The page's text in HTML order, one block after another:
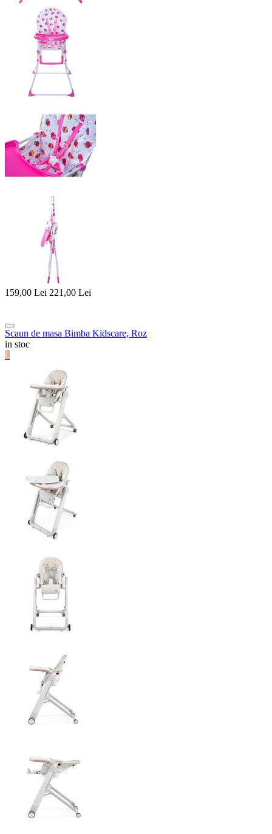
159,00 Lei 221,00 Lei
Scaun de masa Bimba Kidscare, Roz
in stoc